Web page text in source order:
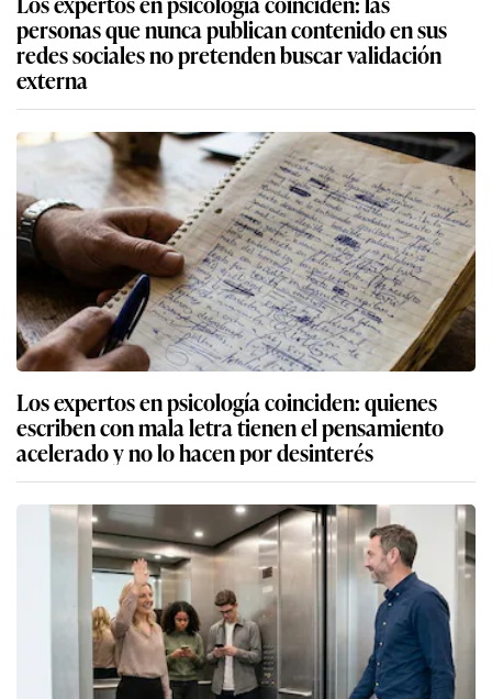
personas que nunca publican contenido en sus
redes sociales no pretenden buscar validación
externa
Los expertos en psicología coinciden: quienes
escriben con mala letra tienen el pensamiento
acelerado y no lo hacen por desinterés